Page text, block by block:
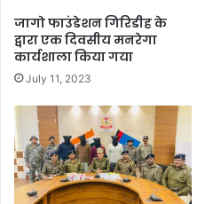
जागो फाउंडेशन गिरिडीह के
द्वारा एक दिवसीय मनरेगा
कार्यशाला किया गया
July 11, 2023